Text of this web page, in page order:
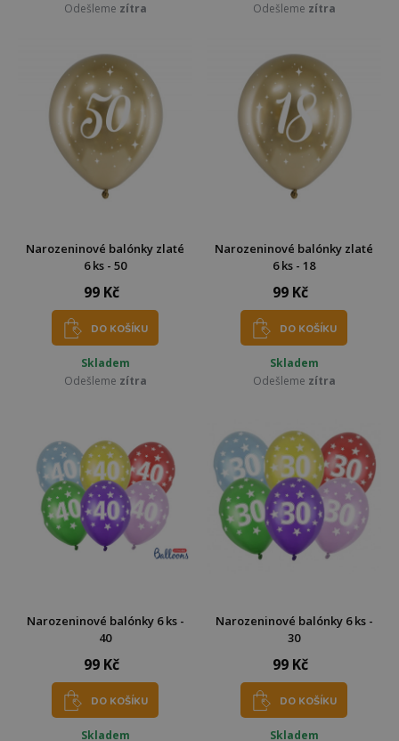
Odešleme zítra
Odešleme zítra
Narozeninové balónky zlaté
6 ks - 50
99 Kč
DO KOŠÍKU
Skladem
Odešleme zítra
Narozeninové balónky zlaté
6 ks - 18
99 Kč
DO KOŠÍKU
Skladem
Odešleme zítra
Narozeninové balónky 6 ks -
40
99 Kč
DO KOŠÍKU
Skladem
Narozeninové balónky 6 ks -
30
99 Kč
DO KOŠÍKU
Skladem